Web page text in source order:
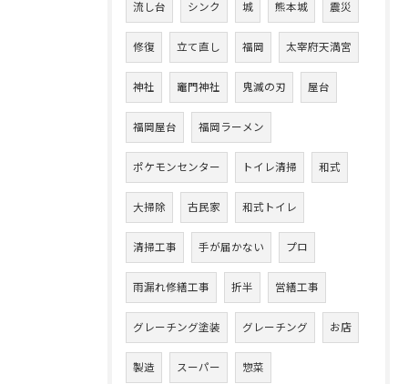
流し台 シンク 城 熊本城 震災
修復 立て直し 福岡 太宰府天満宮
神社 竈門神社 鬼滅の刃 屋台
福岡屋台 福岡ラーメン
ポケモンセンター トイレ清掃 和式
大掃除 古民家 和式トイレ
清掃工事 手が届かない プロ
雨漏れ修繕工事 折半 営繕工事
グレーチング塗装 グレーチング お店
製造 スーパー 惣菜